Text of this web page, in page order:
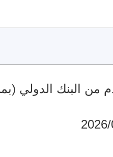
الدولي (بملايين